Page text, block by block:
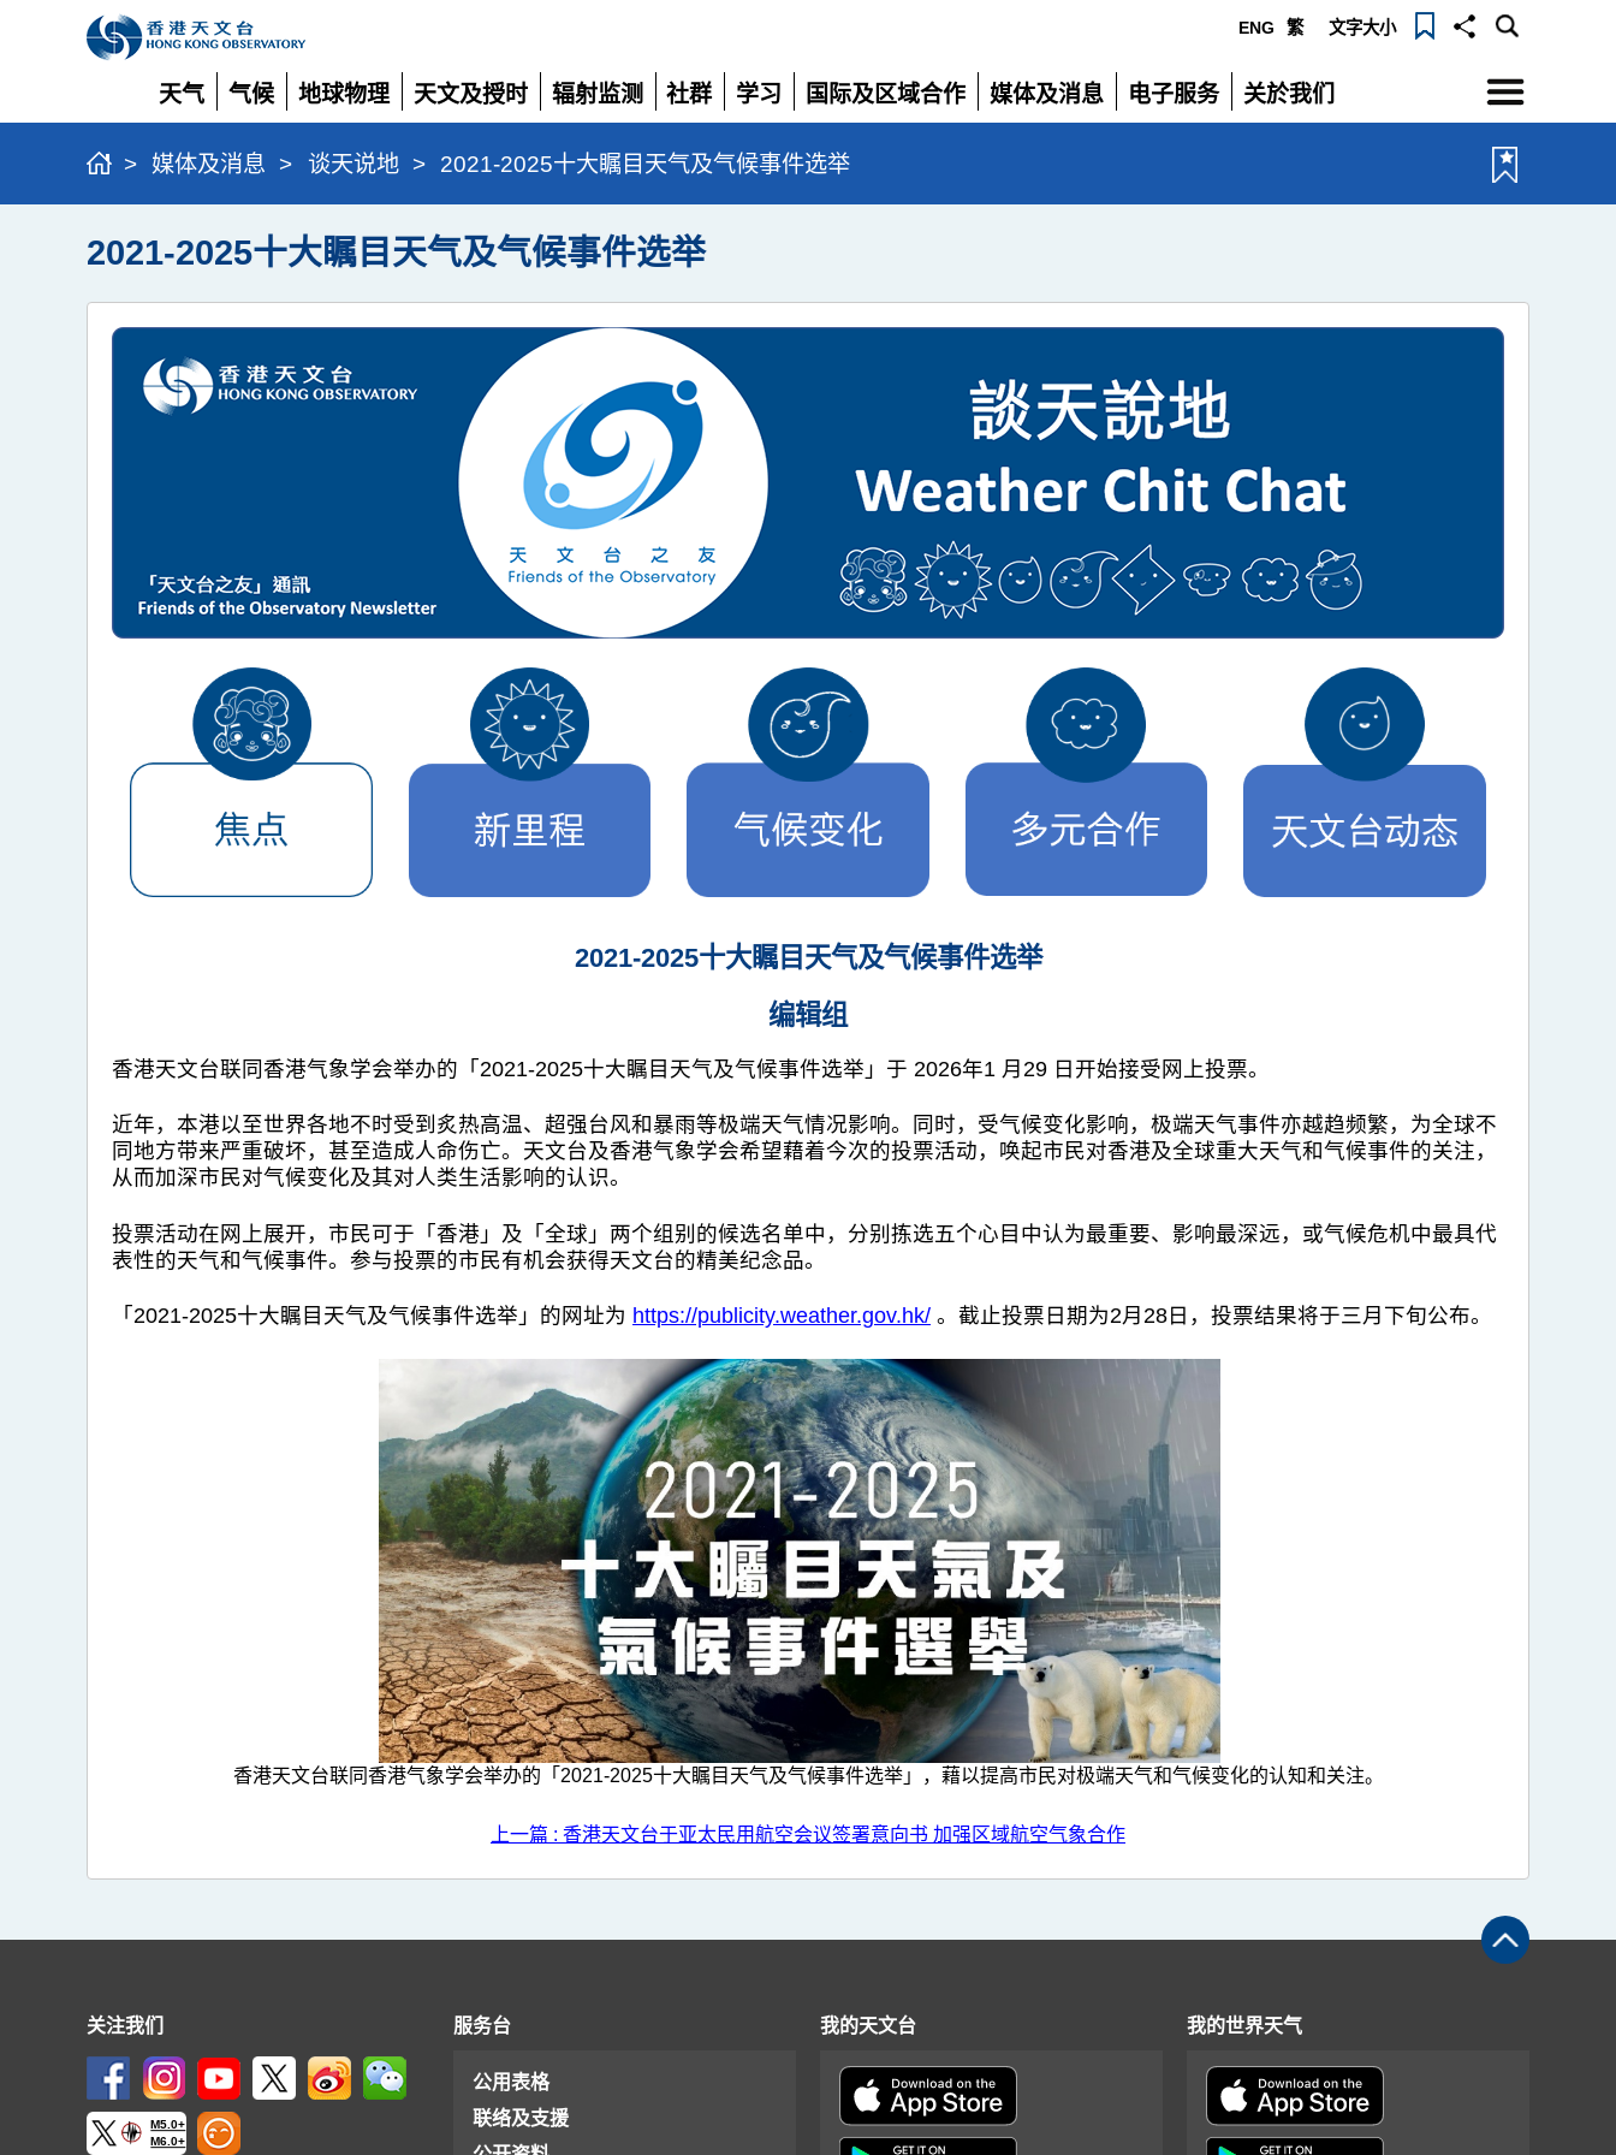
ENG 繁 文字大小
天气
展
开
气候
展
开
地球物理
展
开
天文及授时
展
开
辐射监测
展
开
社群
展
开
学习
展
开
国际及区域合作
展
开
媒体及消息
展
电子服务
展
关於我们
展
选
单
> 媒体及消息 > 谈天说地 > 2021-2025十大瞩目天气及气候事件选举
2021-2025十大瞩目天气及气候事件选举
2021-2025十大瞩目天气及气候事件选举
编辑组
香港天文台联同香港气象学会举办的「2021-2025十大瞩目天气及气候事件选举」于 2026年1 月29 日开始接受网上投票。
近年，本港以至世界各地不时受到炙热高温、超强台风和暴雨等极端天气情况影响。同时，受气候变化影响，极端天气事件亦越趋频繁，为全球不
同地方带来严重破坏，甚至造成人命伤亡。天文台及香港气象学会希望藉着今次的投票活动，唤起市民对香港及全球重大天气和气候事件的关注，
从而加深市民对气候变化及其对人类生活影响的认识。
投票活动在网上展开，市民可于「香港」及「全球」两个组别的候选名单中，分别拣选五个心目中认为最重要、影响最深远，或气候危机中最具代
表性的天气和气候事件。参与投票的市民有机会获得天文台的精美纪念品。
「2021-2025十大瞩目天气及气候事件选举」的网址为 https://publicity.weather.gov.hk/ 。截止投票日期为2月28日，投票结果将于三月下旬公布。
香港天文台联同香港气象学会举办的「2021-2025十大瞩目天气及气候事件选举」，藉以提高市民对极端天气和气候变化的认知和关注。
上一篇 : 香港天文台于亚太民用航空会议签署意向书 加强区域航空气象合作
关注我们
M5.0+
M6.0+
服务台
公用表格
联络及支援
我的天文台 我的世界天气